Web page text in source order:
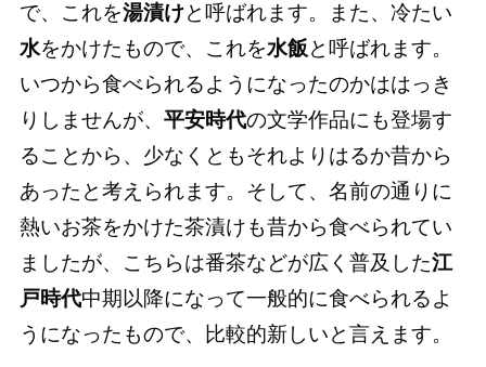
で、これを湯漬けと呼ばれます。また、冷たい
水をかけたもので、これを水飯と呼ばれます。
いつから食べられるようになったのかははっき
りしませんが、 平安時代の文学作品にも登場す
ることから、少なくともそれよりはるか昔から
あったと考えられます。そして、名前の通りに
熱いお茶をかけた茶漬けも昔から食べられてい
ましたが、こちらは番茶などが広く普及した江
戸時代中期以降になって一般的に食べられるよ
うになったもので、比較的新しいと言えます。